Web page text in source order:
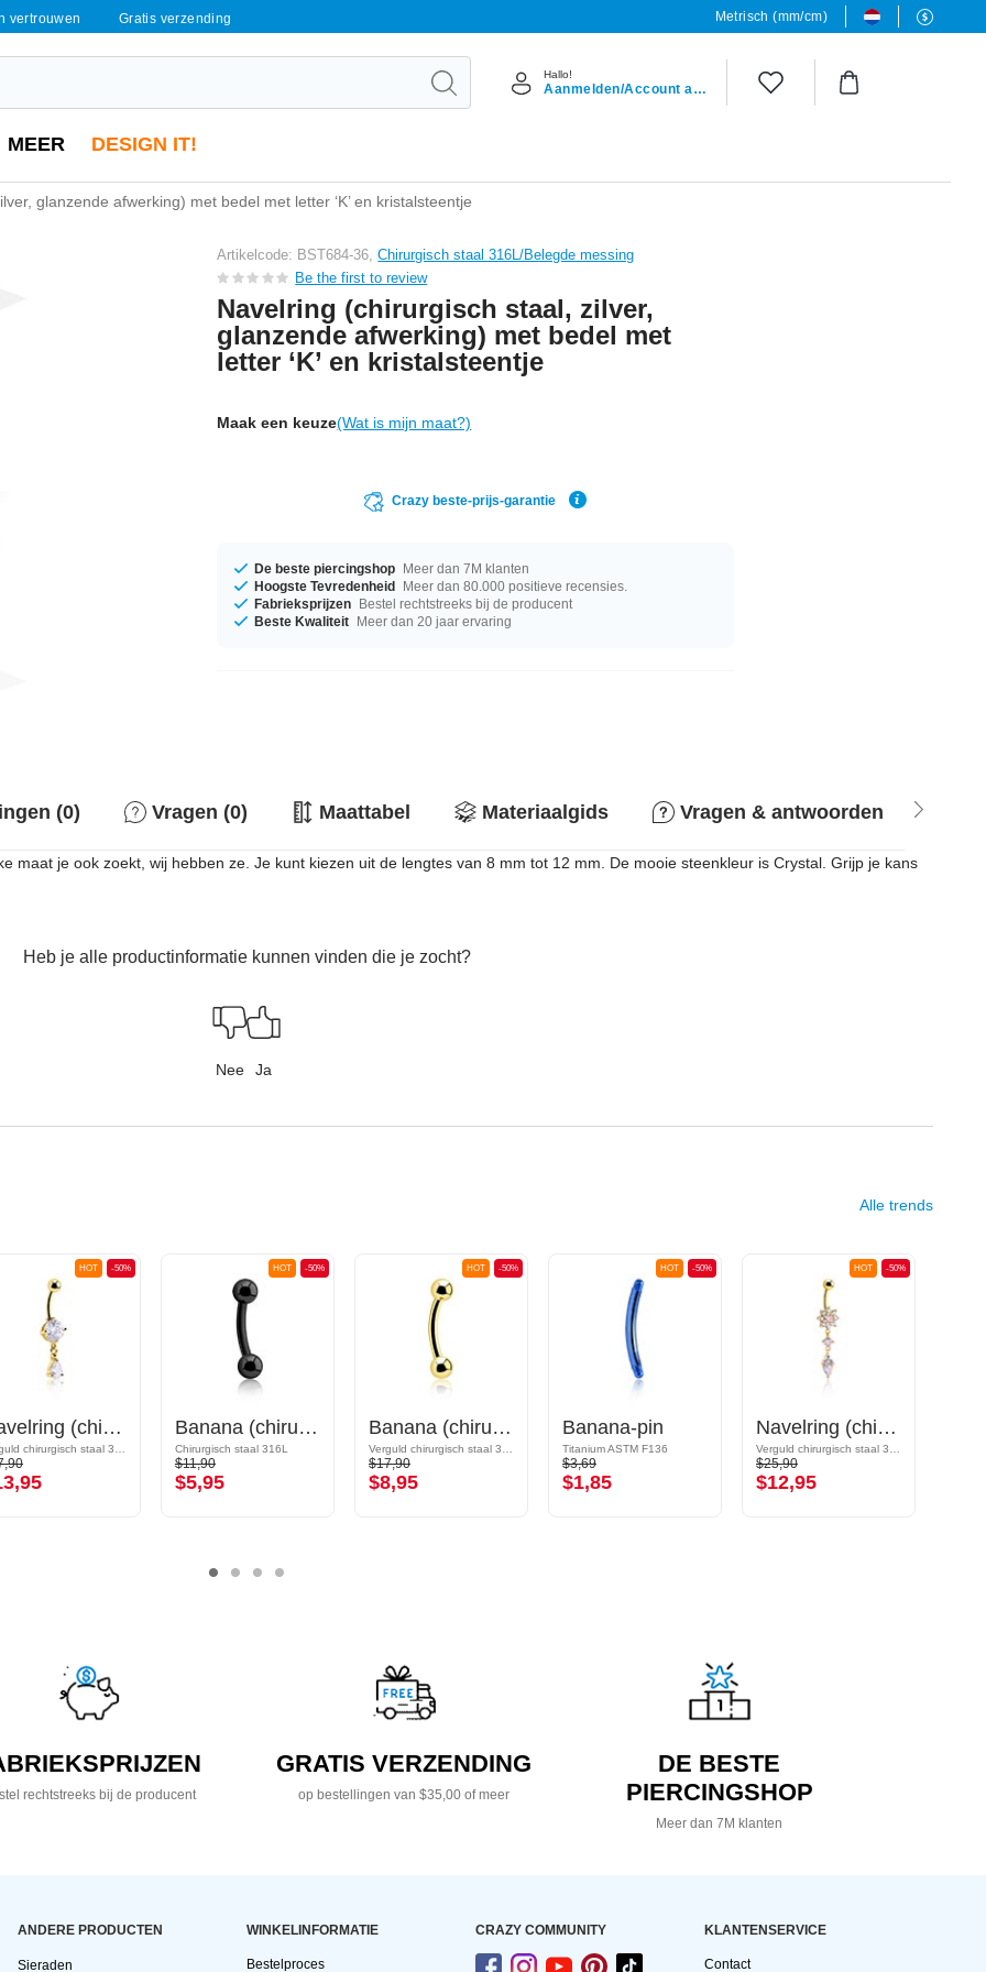
vertrouwen Gratis verzending Metrisch (mm/cm)
Hallo!
Aanmelden/Account aanmaken
MEER DESIGN IT!
glanzende afwerking) met bedel met letter ‘K’ en kristalsteentje
Artikelcode: BST684-36,Chirurgisch staal 316L/Belegde messing
Be the first to review
Navelring (chirurgisch staal, zilver,
glanzende afwerking) met bedel met
letter ‘K’ en kristalsteentje
Maak een keuze(Wat is mijn maat?)
Crazy beste-prijs-garantie
De beste piercingshop Meer dan 7M klanten
Hoogste Tevredenheid Meer dan 80.000 positieve recensies.
Fabrieksprijzen Bestel rechtstreeks bij de producent
Beste Kwaliteit Meer dan 20 jaar ervaring
(0) Vragen (0) Maattabel Materiaalgids Vragen & antwoorden
maat je ook zoekt, wij hebben ze. Je kunt kiezen uit de lengtes van 8 mm tot 12 mm. De mooie steenkleur is Crystal. Grijp je kans
Heb je alle productinformatie kunnen vinden die je zocht?
Nee Ja
Alle trends
-50%
HOT
Navelring (chirurgisch staal, goud, glanzende afwerking) met kristalsteentjes
-50%
HOT
Banana (chirurgisch staal, zwart, glanzende afwerking) met balletjes
Chirurgisch staal 316L
$11,90
$5,95
-50%
HOT
Banana (chirurgisch staal, goud, glanzende afwerking)
$17,90
$8,95
-50%
HOT
Banana-pin
Titanium ASTM F136
$3,69
$1,85
-50%
HOT
Navelring (chirurgisch staal, goud, glanzende afwerking) met kristalsteentjes
$25,90
$12,95
rechtstreeks bij de producent
GRATIS VERZENDING
op bestellingen van $35,00 of meer
DE BESTE
PIERCINGSHOP
Meer dan 7M klanten
ANDERE PRODUCTEN
Sieraden
WINKELINFORMATIE
Bestelproces
CRAZY COMMUNITY KLANTENSERVICE
Contact